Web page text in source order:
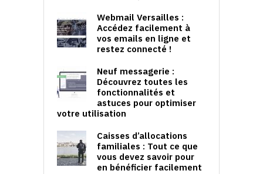
Webmail Versailles :
Accédez facilement à
vos emails en ligne et
restez connecté !
Neuf messagerie :
Découvrez toutes les
fonctionnalités et
astuces pour optimiser
votre utilisation
Caisses d’allocations
familiales : Tout ce que
vous devez savoir pour
en bénéficier facilement